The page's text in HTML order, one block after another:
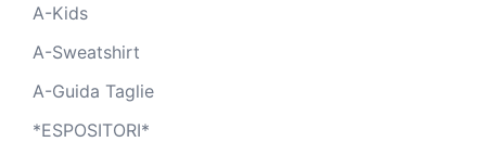
A-Kids
A-Sweatshirt
A-Guida Taglie
*ESPOSITORI*